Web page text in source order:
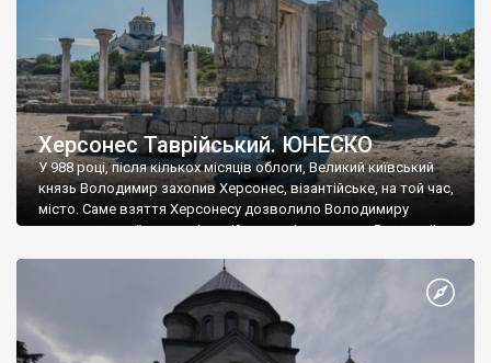
Херсонес Таврійський. ЮНЕСКО
У 988 році, після кількох місяців облоги, Великий київський
князь Володимир захопив Херсонес, візантійське, на той час,
місто. Саме взяття Херсонесу дозволило Володимиру
диктувати свої умови візантійському імператору Василю ІІ, та
Херсонесі Володимир-язичник, став Василем-християнином.
А потім було Хрещення Русі. На честь Херсонесу Таврійського